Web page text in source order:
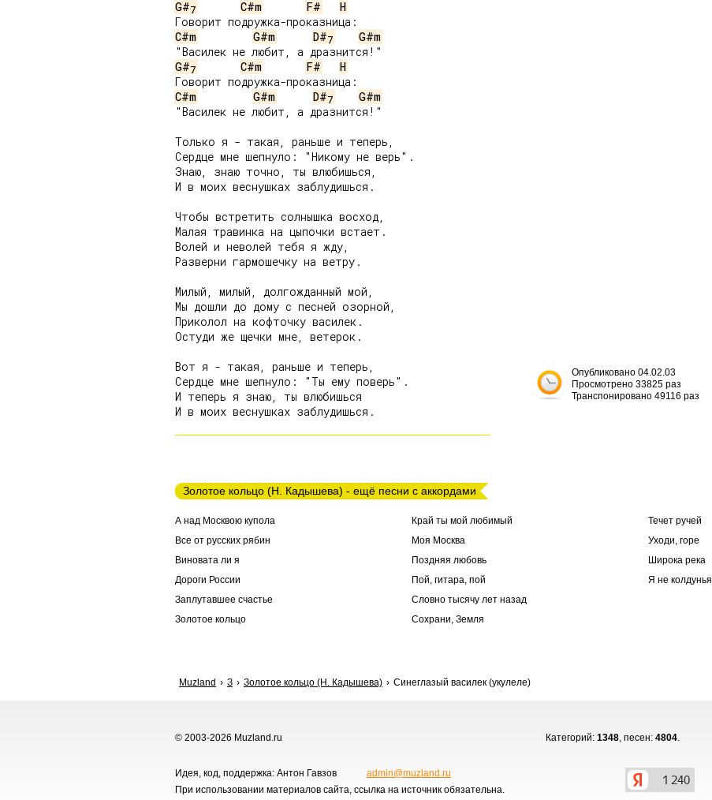
G#7 C#m F#
H
C#m
G#m D#7
G#m
G#7 C#m F#
H
C#m
G#m D#7
G#m
"Василек не любит, а дразнится!"
Только я - такая, раньше и теперь,
Сердце мне шепнуло: "Никому не верь".
Знаю, знаю точно, ты влюбишься,
И в моих веснушках заблудишься.
Чтобы встретить солнышка восход,
Малая травинка на цыпочки встает.
Волей и неволей тебя я жду,
Разверни гармошечку на ветру.
Милый, милый, долгожданный мой,
Мы дошли до дому с песней озорной,
Приколол на кофточку василек.
Остуди же щечки мне, ветерок.
Вот я - такая, раньше и теперь,
Сердце мне шепнуло: "Ты ему поверь".
И теперь я знаю, ты влюбишься
Опубликовано 04.02.03
Просмотрено 33825 раз
Транспонировано 49116 раз
Золотое кольцо (Н. Кадышева) - ещё песни с аккордами
А над Москвою купола
Все от русских рябин
Виновата ли я
Дороги России
Заплутавшее счастье
Золотое кольцо
Край ты мой любимый
Моя Москва
Поздняя любовь
Пой, гитара, пой
Словно тысячу лет назад
Сохрани, Земля
Течет ручей
Уходи, горе
Широка река
Я не колдунья
Muzland З Золотое кольцо (Н. Кадышева) Синеглазый василек (укулеле)
© 2003-2026 Muzland.ru Категорий: 1348, песен: 4804.
Идея, код, поддержка: Антон Гавзов
admin@muzland.ru
При использовании материалов сайта, ссылка на источник обязательна.